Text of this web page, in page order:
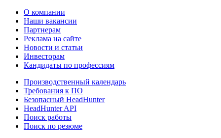
О компании
Наши вакансии
Партнерам
Реклама на сайте
Новости и статьи
Инвесторам
Кандидаты по профессиям
Производственный календарь
Требования к ПО
Безопасный HeadHunter
HeadHunter API
Поиск работы
Поиск по резюме